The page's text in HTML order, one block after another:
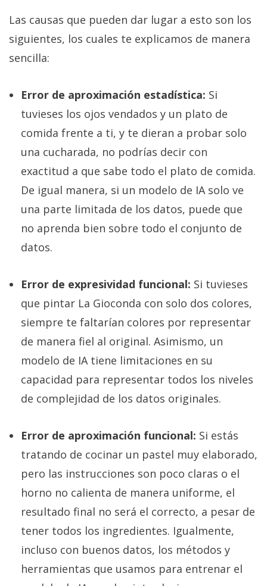
Las causas que pueden dar lugar a esto son los
siguientes, los cuales te explicamos de manera
sencilla:
Error de aproximación estadística: Si
tuvieses los ojos vendados y un plato de
comida frente a ti, y te dieran a probar solo
una cucharada, no podrías decir con
exactitud a que sabe todo el plato de comida.
De igual manera, si un modelo de IA solo ve
una parte limitada de los datos, puede que
no aprenda bien sobre todo el conjunto de
datos.
Error de expresividad funcional: Si tuvieses
que pintar La Gioconda con solo dos colores,
siempre te faltarían colores por representar
de manera fiel al original. Asimismo, un
modelo de IA tiene limitaciones en su
capacidad para representar todos los niveles
de complejidad de los datos originales.
Error de aproximación funcional: Si estás
tratando de cocinar un pastel muy elaborado,
pero las instrucciones son poco claras o el
horno no calienta de manera uniforme, el
resultado final no será el correcto, a pesar de
tener todos los ingredientes. Igualmente,
incluso con buenos datos, los métodos y
herramientas que usamos para entrenar el